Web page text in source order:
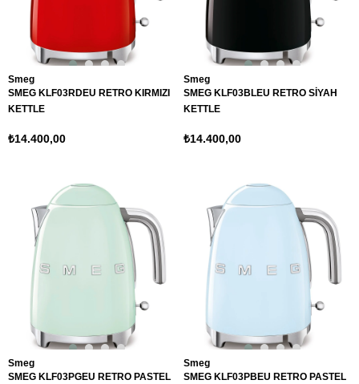
Smeg
SMEG KLF03RDEU RETRO KIRMIZI
KETTLE
₺14.400,00
Smeg
SMEG KLF03BLEU RETRO SİYAH
KETTLE
₺14.400,00
Smeg
SMEG KLF03PGEU RETRO PASTEL
Smeg
SMEG KLF03PBEU RETRO PASTEL